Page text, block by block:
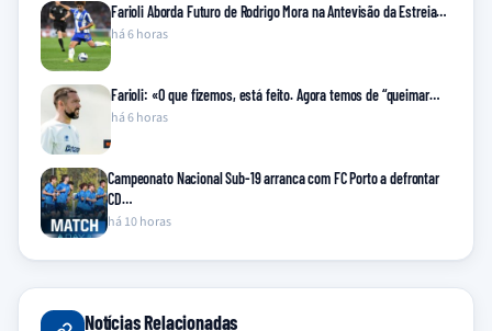
Farioli Aborda Futuro de Rodrigo Mora na Antevisão da Estreia…
há 6 horas
Farioli: «O que fizemos, está feito. Agora temos de “queimar…
há 6 horas
Campeonato Nacional Sub-19 arranca com FC Porto a defrontar
CD…
há 10 horas
Notícias Relacionadas